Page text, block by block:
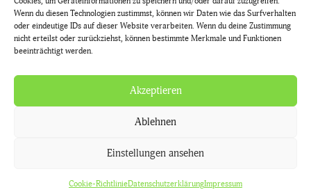
Wenn du diesen Technologien zustimmst, können wir Daten wie das Surfverhalten
oder eindeutige IDs auf dieser Website verarbeiten. Wenn du deine Zustimmung
nicht erteilst oder zurückziehst, können bestimmte Merkmale und Funktionen
beeinträchtigt werden.
Akzeptieren
Ablehnen
Einstellungen ansehen
Cookie-RichtlinieDatenschutzerklärungImpressum
AGBs
Datenschutzerklärung
Widerruf
Impressum
Natürlich. Mit Kräutern.
Cookie-Richtlinie Vertrag widerrufen